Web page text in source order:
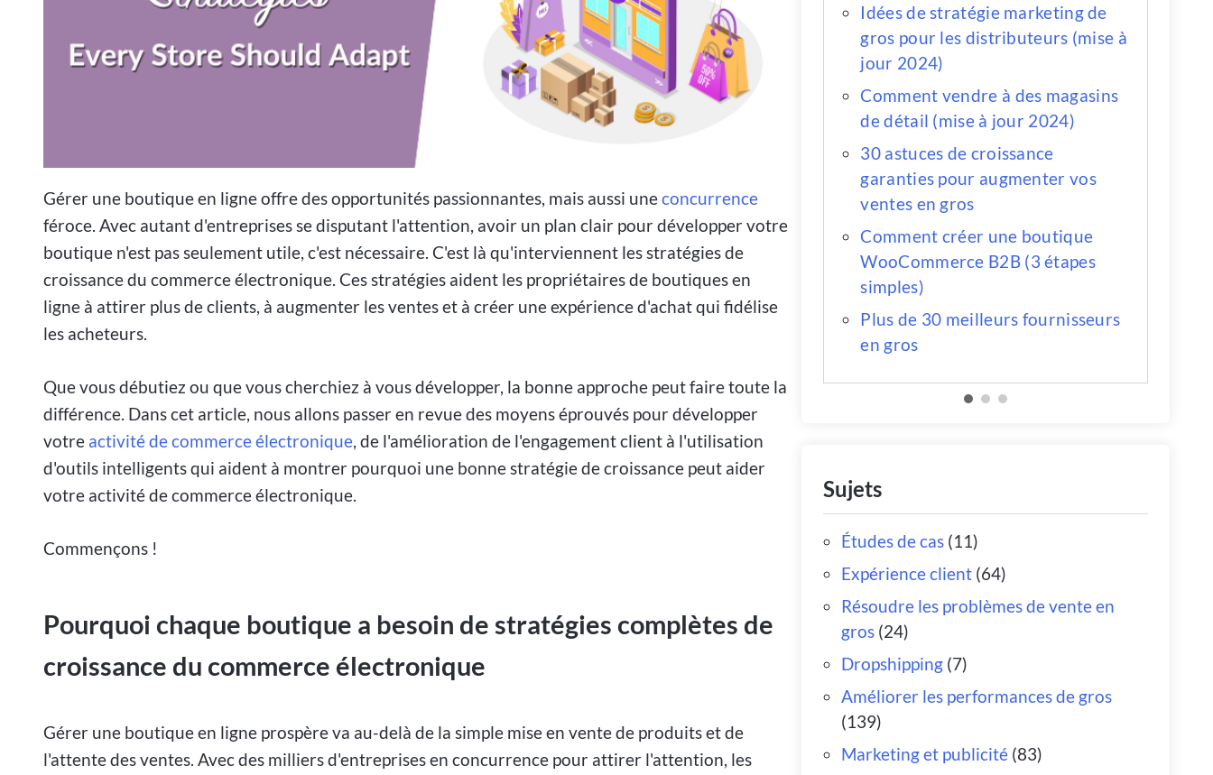
Gérer une boutique en ligne offre des opportunités passionnantes, mais aussi uneconcurrence
féroce. Avec autant d'entreprises se disputant l'attention, avoir un plan clair pour développer votre
boutique n'est pas seulement utile, c'est nécessaire. C'est là qu'interviennent les stratégies de
croissance du commerce électronique. Ces stratégies aident les propriétaires de boutiques en
ligne à attirer plus de clients, à augmenter les ventes et à créer une expérience d'achat qui fidélise
les acheteurs.
Que vous débutiez ou que vous cherchiez à vous développer, la bonne approche peut faire toute la
différence. Dans cet article, nous allons passer en revue des moyens éprouvés pour développer
votre activité de commerce électronique, de l'amélioration de l'engagement client à l'utilisation
d'outils intelligents qui aident à montrer pourquoi une bonne stratégie de croissance peut aider
votre activité de commerce électronique.
Commençons !
Pourquoi chaque boutique a besoin de stratégies complètes de
croissance du commerce électronique
Gérer une boutique en ligne prospère va au-delà de la simple mise en vente de produits et de
l'attente des ventes. Avec des milliers d'entreprises en concurrence pour attirer l'attention, les
Idées de stratégie marketing de
gros pour les distributeurs (mise à
jour 2024)
Comment vendre à des magasins
de détail (mise à jour 2024)
30 astuces de croissance
garanties pour augmenter vos
ventes en gros
Comment créer une boutique
WooCommerce B2B (3 étapes
simples)
Plus de 30 meilleurs fournisseurs
en gros
Sujets
Études de cas (11)
Expérience client (64)
Résoudre les problèmes de vente en
gros (24)
Dropshipping (7)
Améliorer les performances de gros
(139)
Marketing et publicité (83)